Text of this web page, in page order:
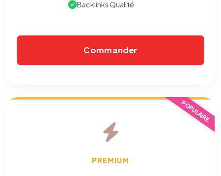
Backlinks Qualité
Commander
POPULAIRE
PREMIUM